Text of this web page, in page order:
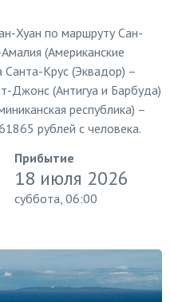
Хуан по маршруту Сан-
(Американские
Санта-Крус (Эквадор) –
Джонс (Антигуа и Барбуда)
республика) –
рублей с человека.
Прибытие
18 июля 2026
суббота, 06:00